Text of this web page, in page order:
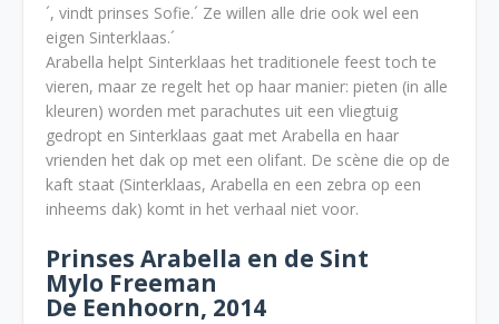
´, vindt prinses Sofie.´ Ze willen alle drie ook wel een
eigen Sinterklaas.´
Arabella helpt Sinterklaas het traditionele feest toch te
vieren, maar ze regelt het op haar manier: pieten (in alle
kleuren) worden met parachutes uit een vliegtuig
gedropt en Sinterklaas gaat met Arabella en haar
vrienden het dak op met een olifant. De scène die op de
kaft staat (Sinterklaas, Arabella en een zebra op een
inheems dak) komt in het verhaal niet voor.
Prinses Arabella en de Sint
Mylo Freeman
De Eenhoorn, 2014